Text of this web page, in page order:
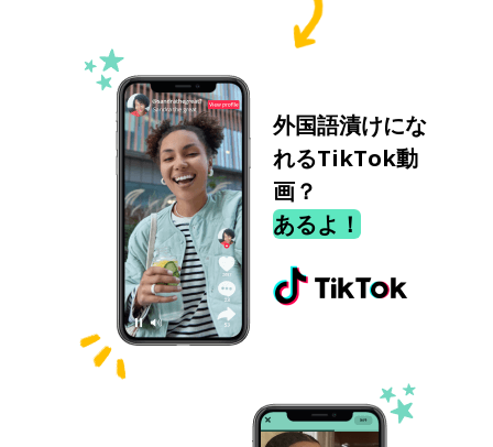
外国語漬けにな
れるTikTok動
画？
あるよ！